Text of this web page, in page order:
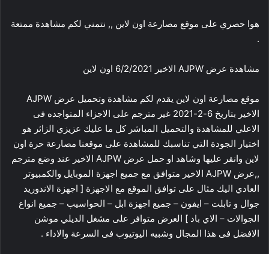
هوا حصري على موقع مصارعة اون لاين ,, نتمني لكم مشاهدة ممتعة
.
مشاهدة عرض AJPW الاخير 6/2/2021 اون لاين
موقع مصارعة اون لاين يقدم لكم مشاهدة وتحميل عرض AJPW
الاخير بتاريخ 6-2-2021 غير مترجم على الاجزاء المتواجده فى
الاعلي للمشاهدة والتحميل المباشر كل ما عليك عزيزي الزائر هو
اختيار الجودة التي تناسبك للمشاهدة على موقعنا مصارعة حرة اون
لاين وانقر عليها وشاهد او حمل عرض AJPW الاخير عند وضع مترجم
,,عرض AJPW الاخير متوافق مع جميع اجهزة الموبايل والكمبيوتر
العادي اليك مثال على توافق الموقع مع الاجهزة [ اجهزة الاندوريد
جوال و تابلت – ايفون – جميع اجهزة ابل – الحواسيب – جميع انواع
الجوالات – الاي باد ] العرض متوافر على مشغل الديلي موشن
الافضل فى هذا المجال وشبيه اليوتيوب فى السرعة والاداء .